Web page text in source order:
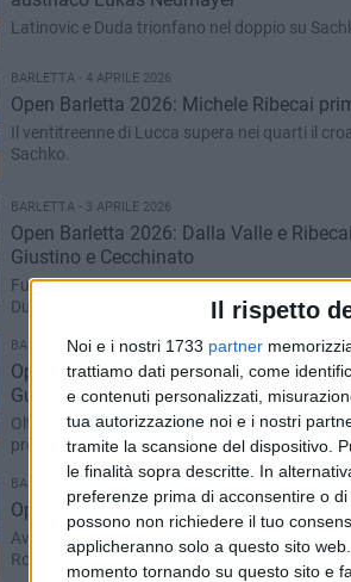
Il rispetto
Noi e i nostri 1733 partner
trattiamo dati personali, come
e contenuti personalizzati,
tua autorizzazione noi e i nostri
tramite la scansione del dispositivo.
le finalità sopra descritte. In
preferenze prima di acconsentire o di
possono non richiedere il tuo
applicheranno solo a questo sito
momento tornando su questo sito e
Latinovic e Duda trionfano nel doppio su
BARLETTA - 4 APRILE 2026
Open Barletta 2026: Michele Ribecai
Il ventitreenne di Lucca supera nei quarti il
Sachko.
BARLETTA - 3 APRILE 2026
Open Barletta 2026: Dalla Valle e
Giustino e Cecchinato
Fuori anche Guerrieri (battuto da Ribecai).
Duda
BARLETTA - 3 APRILE 2026
Open Barletta 2026: dopo Marco
Guerrieri, Giustino, e Dalla Valle
Oltre a Jacopo Berrettini (battuto da
programma gli ottavi del singolare e i quarti di
BARLETTA - 1 APRILE 2026
Open Barletta 2026: completato il
Avanzano ai quarti le coppie italiane Fellin-
Romano, eliminati da Sachko e Karol.